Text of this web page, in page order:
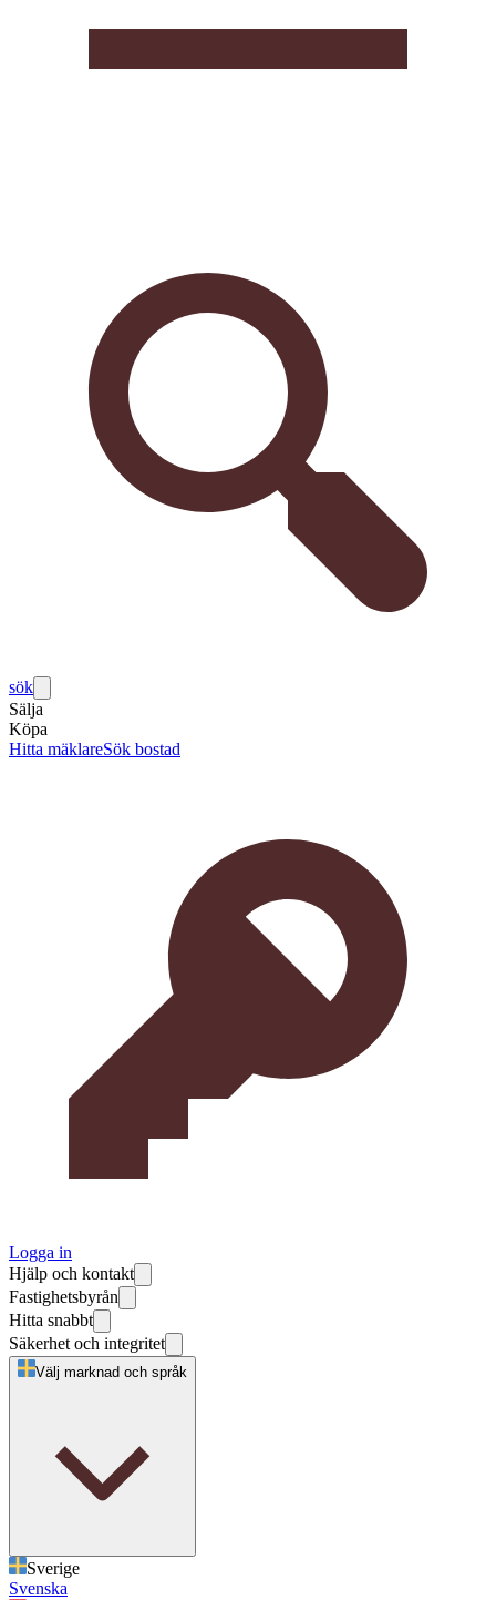
sök
Sälja
Köpa
Hitta mäklareSök bostad
Logga in
Hjälp och kontakt
Fastighetsbyrån
Hitta snabbt
Säkerhet och integritet
Välj marknad och språk
Sverige
Svenska